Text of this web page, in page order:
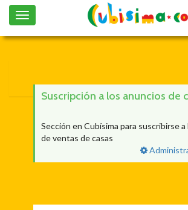
Toggle
navigation
Suscripción a los anuncios de
Sección en Cubísima para suscribirse
de ventas de casas